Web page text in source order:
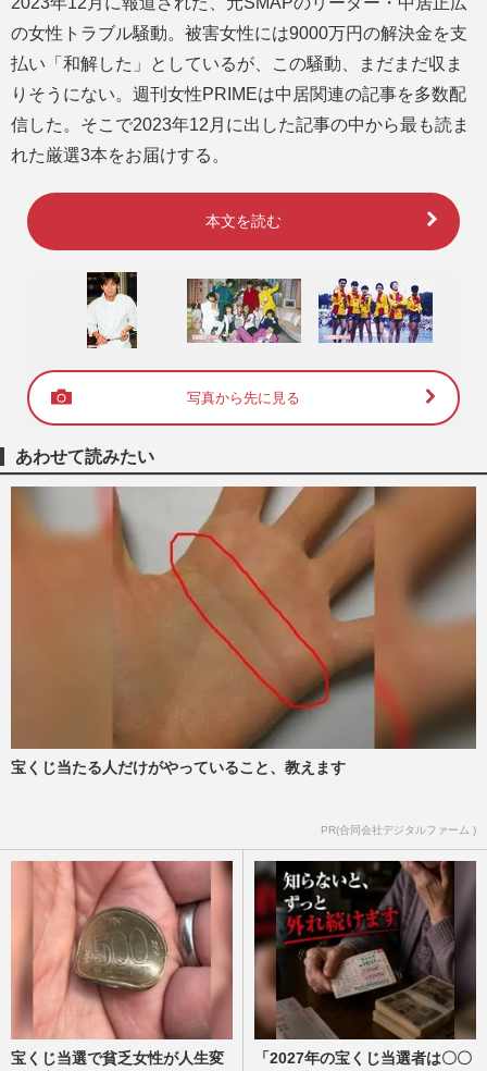
の女性トラブル騒動。被害女性には9000万円の解決金を支
払い「和解した」としているが、この騒動、まだまだ収ま
りそうにない。週刊女性PRIMEは中居関連の記事を多数配
信した。そこで2023年12月に出した記事の中から最も読ま
れた厳選3本をお届けする。
本文を読む
写真から先に見る
あわせて読みたい
宝くじ当たる人だけがやっていること、教えます
PR(合同会社デジタルファーム )
宝くじ当選で貧乏女性が人生変
「2027年の宝くじ当選者は〇〇